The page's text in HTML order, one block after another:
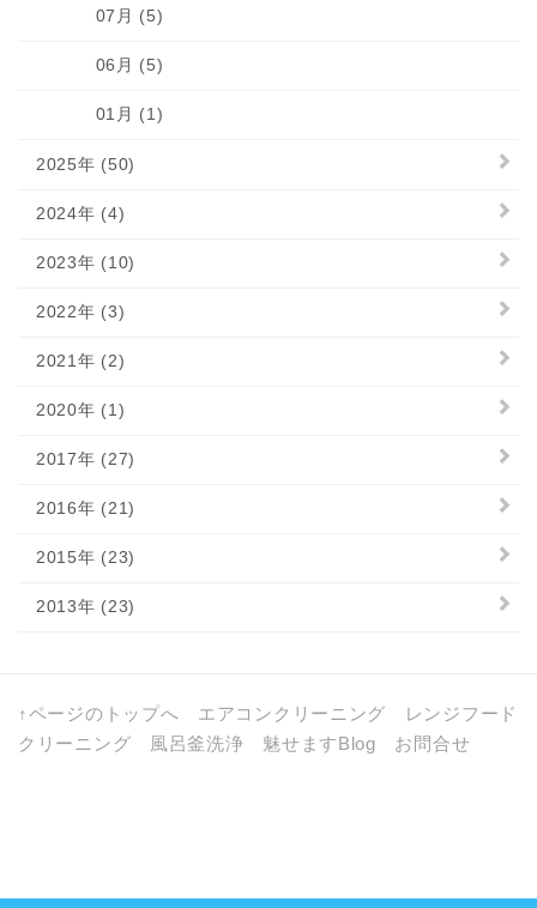
07月 (5)
06月 (5)
01月 (1)
2025年 (50)
2024年 (4)
2023年 (10)
2022年 (3)
2021年 (2)
2020年 (1)
2017年 (27)
2016年 (21)
2015年 (23)
2013年 (23)
↑ページのトップへ エアコンクリーニング
レンジフード
クリーニング
風呂釜洗浄 魅せますBlog お問合せ